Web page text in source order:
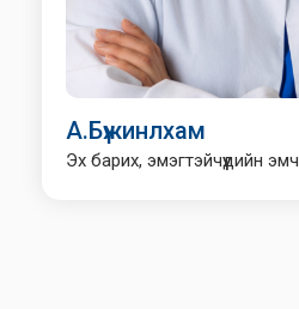
А.Бүжинлхам
Эх барих, эмэгтэйчүүдийн эмч